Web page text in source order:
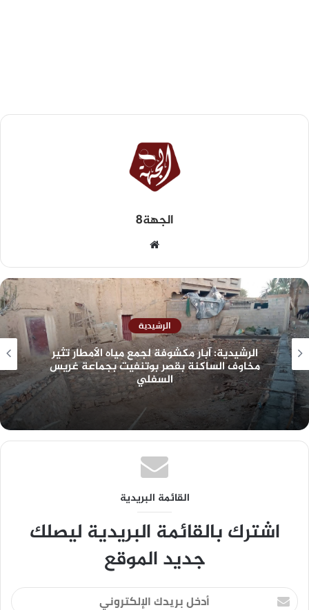
الجهة8
الرشيدية
الرشيدية: آبار مكشوفة لجمع مياه الأمطار تثير
مخاوف الساكنة بقصر بوتنفيت بجماعة غريس
السفلي
القائمة البريدية
اشترك بالقائمة البريدية ليصلك
جديد الموقع